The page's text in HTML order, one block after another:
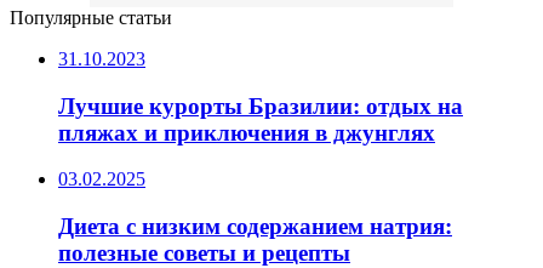
Популярные статьи
31.10.2023
Лучшие курорты Бразилии: отдых на
пляжах и приключения в джунглях
03.02.2025
Диета с низким содержанием натрия:
полезные советы и рецепты